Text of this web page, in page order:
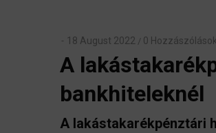
18 August 2022 / 0 Hozzászólások
A
bankhiteleknél
A lakástakarékpénztári